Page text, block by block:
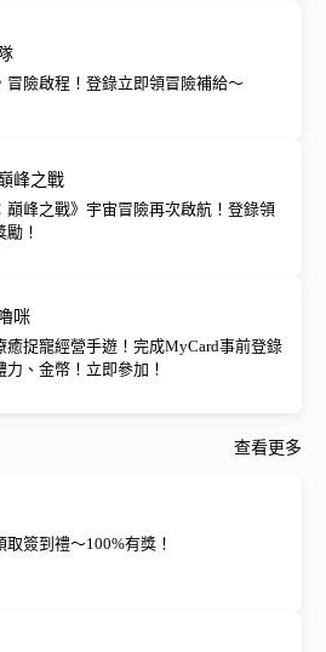
冒險啟程！登錄立即領冒險補給～
峰之戰
巔峰之戰》宇宙冒險再次啟航！登錄領
！
咪
癒捉寵經營手遊！完成MyCard事前登錄
力、金幣！立即參加！
查看更多
取簽到禮～100%有獎！